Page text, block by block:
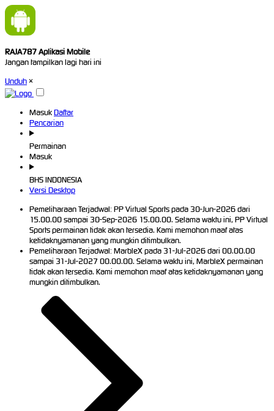
RAJA787 Aplikasi Mobile
Jangan tampilkan lagi hari ini
Unduh×
MasukDaftar
Pencarian
Permainan
Masuk
BHS INDONESIA
Versi Desktop
Pemeliharaan Terjadwal: PP Virtual Sports pada 30-Jun-2026 dari
15.00.00 sampai 30-Sep-2026 15.00.00. Selama waktu ini, PP Virtual
Sports permainan tidak akan tersedia. Kami memohon maaf atas
ketidaknyamanan yang mungkin ditimbulkan.
Pemeliharaan Terjadwal: MarbleX pada 31-Jul-2026 dari 00.00.00
sampai 31-Jul-2027 00.00.00. Selama waktu ini, MarbleX permainan
tidak akan tersedia. Kami memohon maaf atas ketidaknyamanan yang
mungkin ditimbulkan.